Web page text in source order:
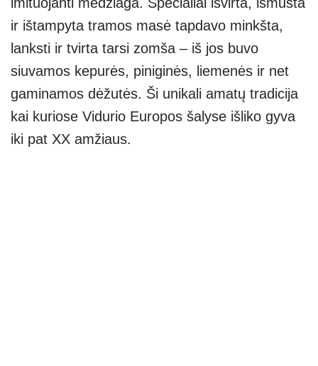
imituojanti medžiaga. Specialiai išvirta, išmušta
ir ištampyta tramos masė tapdavo minkšta,
lanksti ir tvirta tarsi zomša – iš jos buvo
siuvamos kepurės, piniginės, liemenės ir net
gaminamos dėžutės. Ši unikali amatų tradicija
kai kuriose Vidurio Europos šalyse išliko gyva
iki pat XX amžiaus.